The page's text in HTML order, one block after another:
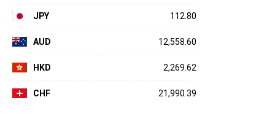
JPY 112.80
AUD 12,558.60
HKD 2,269.62
CHF 21,990.39